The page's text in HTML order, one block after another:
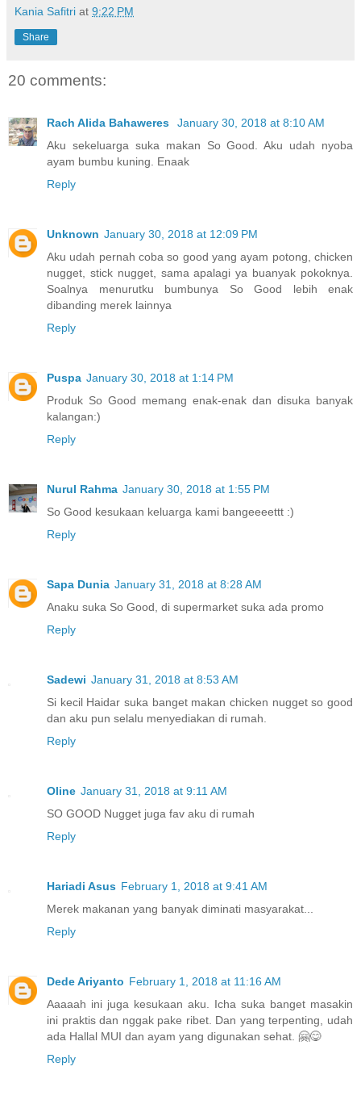
Kania Safitri at 9:22 PM
Share
20 comments:
Rach Alida Bahaweres
January 30, 2018 at 8:10 AM
Aku sekeluarga suka makan So Good. Aku udah nyoba
ayam bumbu kuning. Enaak
Reply
Unknown January 30, 2018 at 12:09 PM
Aku udah pernah coba so good yang ayam potong, chicken
nugget, stick nugget, sama apalagi ya buanyak pokoknya.
Soalnya menurutku bumbunya So Good lebih enak
dibanding merek lainnya
Reply
Puspa January 30, 2018 at 1:14 PM
Produk So Good memang enak-enak dan disuka banyak
kalangan:)
Reply
Nurul Rahma January 30, 2018 at 1:55 PM
So Good kesukaan keluarga kami bangeeeettt :)
Reply
Sapa Dunia January 31, 2018 at 8:28 AM
Anaku suka So Good, di supermarket suka ada promo
Reply
Sadewi January 31, 2018 at 8:53 AM
Si kecil Haidar suka banget makan chicken nugget so good
dan aku pun selalu menyediakan di rumah.
Reply
Oline January 31, 2018 at 9:11 AM
SO GOOD Nugget juga fav aku di rumah
Reply
Hariadi Asus February 1, 2018 at 9:41 AM
Merek makanan yang banyak diminati masyarakat...
Reply
Dede Ariyanto February 1, 2018 at 11:16 AM
Aaaaah ini juga kesukaan aku. Icha suka banget masakin
ini praktis dan nggak pake ribet. Dan yang terpenting, udah
ada Hallal MUI dan ayam yang digunakan sehat. 🤗😋
Reply